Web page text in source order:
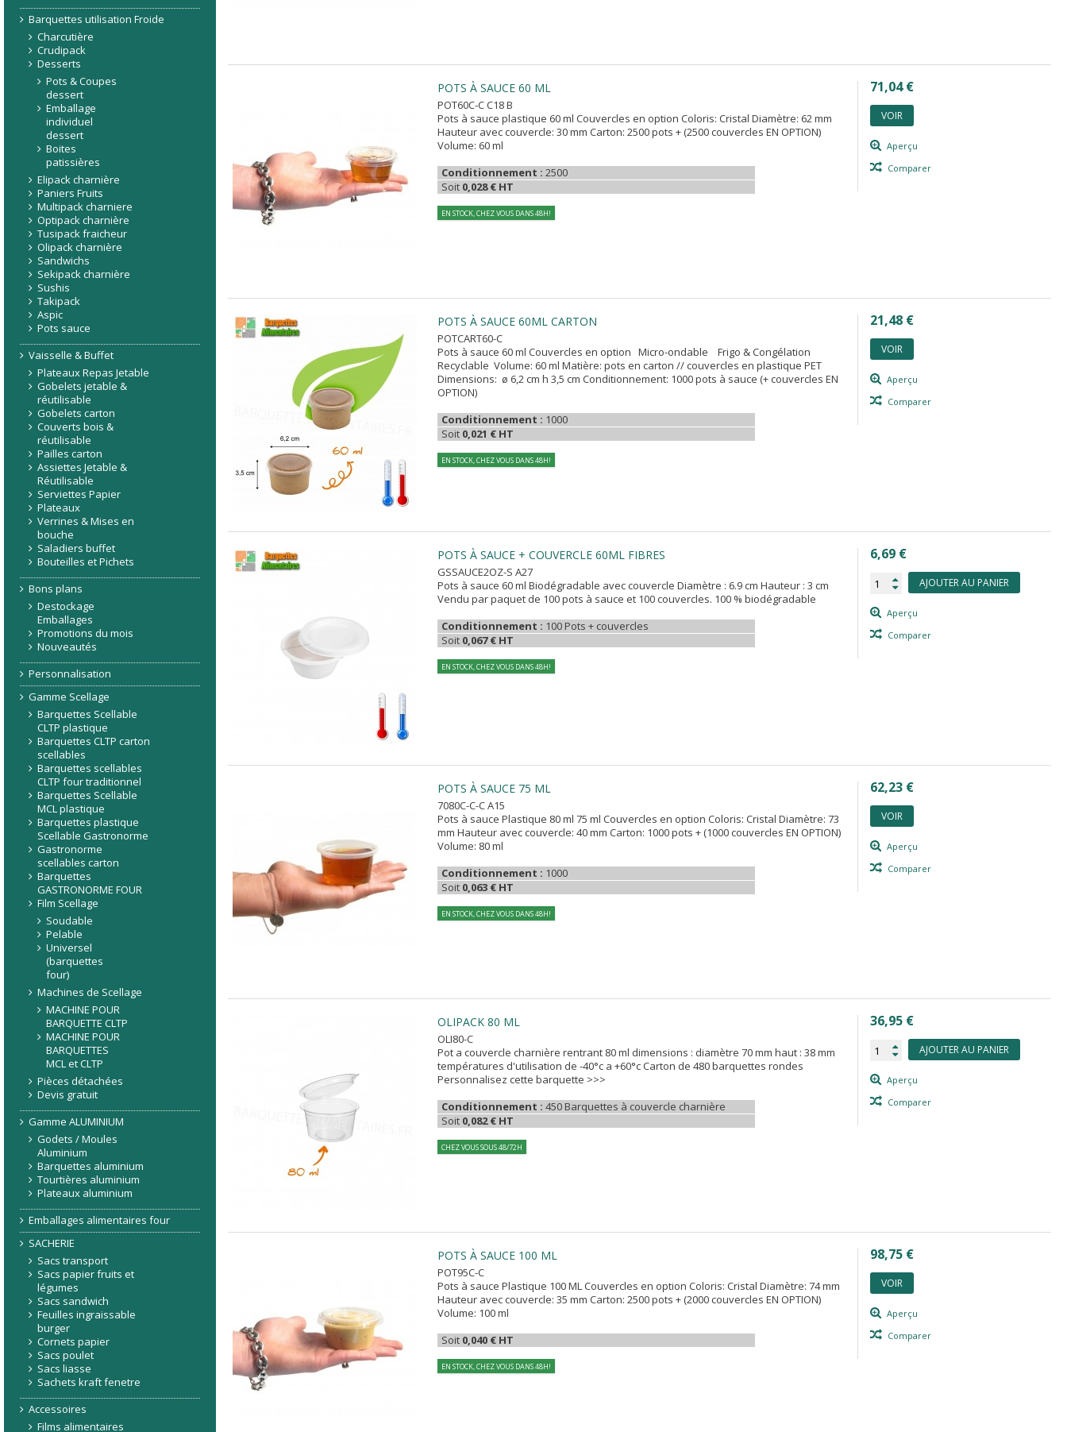
POTS À SAUCE 60 ML
POT60C-C C18 B
Pots à sauce plastique 60 ml Couvercles en option Coloris: Cristal Diamètre: 62 mm
Hauteur avec couvercle: 30 mm Carton: 2500 pots + (2500 couvercles EN OPTION)
Volume: 60 ml
Conditionnement :2500
Soit 0,028 € HT
EN STOCK, CHEZ VOUS DANS 48H!
71,04 €
VOIR
Aperçu
Comparer
POTS À SAUCE 60ML CARTON
POTCART60-C
Pots à sauce 60 ml Couvercles en option Micro-ondable Frigo & Congélation
Recyclable Volume: 60 ml Matière: pots en carton // couvercles en plastique PET
Dimensions: ø 6,2 cm h 3,5 cm Conditionnement: 1000 pots à sauce (+ couvercles EN
OPTION)
Conditionnement : 1000
Soit 0,021 € HT
EN STOCK, CHEZ VOUS DANS 48H!
21,48 €
VOIR
Aperçu
Comparer
POTS À SAUCE + COUVERCLE 60ML FIBRES
GSSAUCE2OZ-S A27
Pots à sauce 60 ml Biodégradable avec couvercle Diamètre : 6.9 cm Hauteur : 3 cm
Vendu par paquet de 100 pots à sauce et 100 couvercles. 100 % biodégradable
Conditionnement : 100 Pots + couvercles
Soit 0,067 € HT
EN STOCK, CHEZ VOUS DANS 48H!
6,69 €
AJOUTER AU PANIER
Aperçu
Comparer
POTS À SAUCE 75 ML
7080C-C-C A15
Pots à sauce Plastique 80 ml 75 ml Couvercles en option Coloris: Cristal Diamètre: 73
mm Hauteur avec couvercle: 40 mm Carton: 1000 pots + (1000 couvercles EN OPTION)
Volume: 80 ml
Conditionnement : 1000
Soit 0,063 € HT
EN STOCK, CHEZ VOUS DANS 48H!
62,23 €
VOIR
Aperçu
Comparer
OLIPACK 80 ML
OLI80-C
Pot a couvercle charnière rentrant 80 ml dimensions : diamètre 70 mm haut : 38 mm
températures d'utilisation de -40°c a +60°c Carton de 480 barquettes rondes
Personnalisez cette barquette >>>
Conditionnement :450 Barquettes à couvercle charnière
Soit 0,082 € HT
CHEZ VOUS SOUS 48/72H
36,95 €
AJOUTER AU PANIER
Aperçu
Comparer
POTS À SAUCE 100 ML
POT95C-C
Pots à sauce Plastique 100 ML Couvercles en option Coloris: Cristal Diamètre: 74 mm
Hauteur avec couvercle: 35 mm Carton: 2500 pots + (2000 couvercles EN OPTION)
Volume: 100 ml
Soit 0,040 € HT
EN STOCK, CHEZ VOUS DANS 48H!
98,75 €
VOIR
Aperçu
Comparer
Barquettes utilisation Froide
Charcutière
Crudipack
Desserts
Pots & Coupes
dessert
Emballage
individuel
dessert
Boites
patissières
Elipack charnière
Paniers Fruits
Multipack charniere
Optipack charnière
Tusipack fraicheur
Olipack charnière
Sandwichs
Sekipack charnière
Sushis
Takipack
Aspic
Pots sauce
Vaisselle & Buffet
Plateaux Repas Jetable
Gobelets jetable &
réutilisable
Gobelets carton
Couverts bois &
réutilisable
Pailles carton
Assiettes Jetable &
Réutilisable
Serviettes Papier
Plateaux
Verrines & Mises en
bouche
Saladiers buffet
Bouteilles et Pichets
Bons plans
Destockage
Emballages
Promotions du mois
Nouveautés
Personnalisation
Gamme Scellage
Barquettes Scellable
CLTP plastique
Barquettes CLTP carton
scellables
Barquettes scellables
CLTP four traditionnel
Barquettes Scellable
MCL plastique
Barquettes plastique
Scellable Gastronorme
Gastronorme
scellables carton
Barquettes
GASTRONORME FOUR
Film Scellage
Soudable
Pelable
Universel
(barquettes
four)
Machines de Scellage
MACHINE POUR
BARQUETTE CLTP
MACHINE POUR
BARQUETTES
MCL et CLTP
Pièces détachées
Devis gratuit
Gamme ALUMINIUM
Godets / Moules
Aluminium
Barquettes aluminium
Tourtières aluminium
Plateaux aluminium
Emballages alimentaires four
SACHERIE
Sacs transport
Sacs papier fruits et
légumes
Sacs sandwich
Feuilles ingraissable
burger
Cornets papier
Sacs poulet
Sacs liasse
Sachets kraft fenetre
Accessoires
Films alimentaires